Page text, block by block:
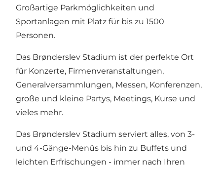
Großartige Parkmöglichkeiten und
Sportanlagen mit Platz für bis zu 1500
Personen.
Das Brønderslev Stadium ist der perfekte Ort
für Konzerte, Firmenveranstaltungen,
Generalversammlungen, Messen, Konferenzen,
große und kleine Partys, Meetings, Kurse und
vieles mehr.
Das Brønderslev Stadium serviert alles, von 3-
und 4-Gänge-Menüs bis hin zu Buffets und
leichten Erfrischungen - immer nach Ihren